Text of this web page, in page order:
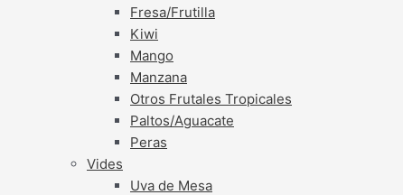
Fresa/Frutilla
Kiwi
Mango
Manzana
Otros Frutales Tropicales
Paltos/Aguacate
Peras
Vides
Uva de Mesa